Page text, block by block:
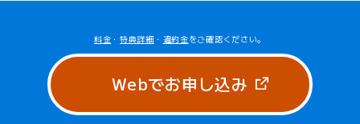
料金 ・特典詳細 ・ 違約金をご確認ください。
Webでお申し込み （新しいタブ